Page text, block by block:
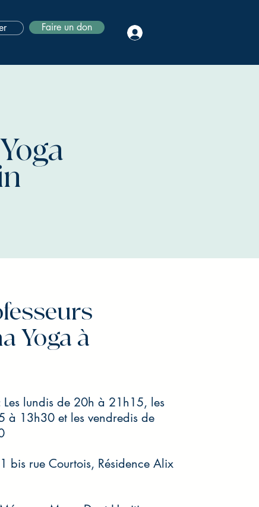
Faire un don
Yoga à
Les lundis de 20h à 21h15, les
à 13h30 et les vendredis de
bis rue Courtois, Résidence Alix